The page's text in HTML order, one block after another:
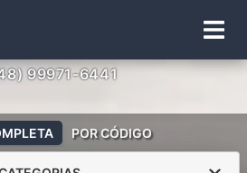
99971-6441
POR CÓDIGO